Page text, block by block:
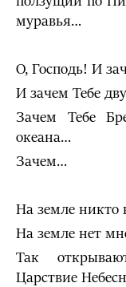
муравья…
О, Господь! И
И зачем Тебе
Зачем Тебе
океана…
Зачем…
На земле никто
На земле нет
Так
Царствие